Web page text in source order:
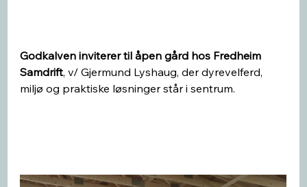
Godkalven inviterer til åpen gård hos Fredheim
Samdrift, v/ Gjermund Lyshaug, der dyrevelferd,
miljø og praktiske løsninger står i sentrum.